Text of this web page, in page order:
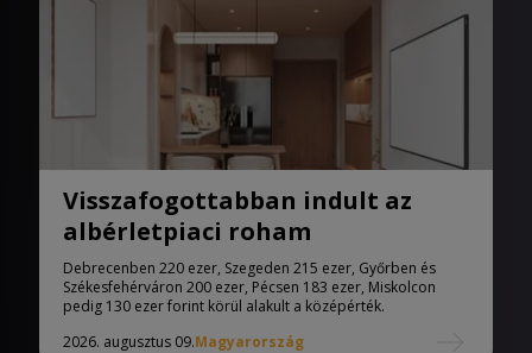
Visszafogottabban indult az
albérletpiaci roham
Debrecenben 220 ezer, Szegeden 215 ezer, Győrben és
Székesfehérváron 200 ezer, Pécsen 183 ezer, Miskolcon
pedig 130 ezer forint körül alakult a középérték.
2026. augusztus 09.Magyarország